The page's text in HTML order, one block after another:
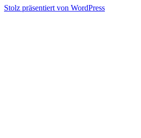
Stolz präsentiert von WordPress